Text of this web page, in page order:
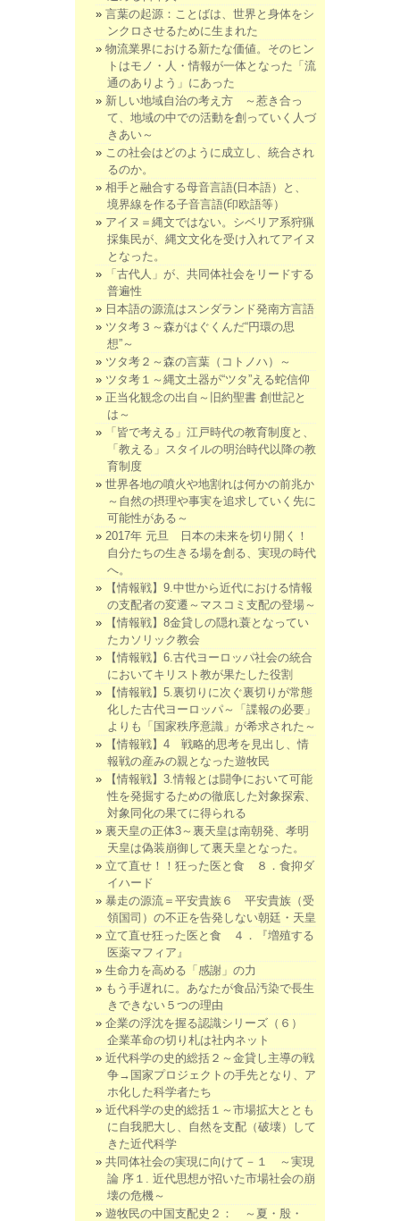
言葉の起源：ことばは、世界と身体をシ
ンクロさせるために生まれた
物流業界における新たな価値。そのヒン
トはモノ・人・情報が一体となった「流
通のありよう」にあった
新しい地域自治の考え方 ～惹き合っ
て、地域の中での活動を創っていく人づ
きあい～
この社会はどのように成立し、統合され
るのか。
相手と融合する母音言語(日本語）と、
境界線を作る子音言語(印欧語等）
アイヌ＝縄文ではない。シベリア系狩猟
採集民が、縄文文化を受け入れてアイヌ
となった。
「古代人」が、共同体社会をリードする
普遍性
日本語の源流はスンダランド発南方言語
ツタ考３～森がはぐくんだ“円環の思
想”～
ツタ考２～森の言葉（コトノハ）～
ツタ考１～縄文土器が“ツタ”える蛇信仰
正当化観念の出自～旧約聖書 創世記と
は～
「皆で考える」江戸時代の教育制度と、
「教える」スタイルの明治時代以降の教
育制度
世界各地の噴火や地割れは何かの前兆か
～自然の摂理や事実を追求していく先に
可能性がある～
2017年 元旦 日本の未来を切り開く！
自分たちの生きる場を創る、実現の時代
へ。
【情報戦】9.中世から近代における情報
の支配者の変遷～マスコミ支配の登場～
【情報戦】8金貸しの隠れ蓑となってい
たカソリック教会
【情報戦】6.古代ヨーロッパ社会の統合
においてキリスト教が果たした役割
【情報戦】5.裏切りに次ぐ裏切りが常態
化した古代ヨーロッパ～「諜報の必要」
よりも「国家秩序意識」が希求された～
【情報戦】4 戦略的思考を見出し、情
報戦の産みの親となった遊牧民
【情報戦】3.情報とは闘争において可能
性を発掘するための徹底した対象探索、
対象同化の果てに得られる
裏天皇の正体3～裏天皇は南朝発、孝明
天皇は偽装崩御して裏天皇となった。
立て直せ！！狂った医と食 ８．食抑ダ
イハード
暴走の源流＝平安貴族６ 平安貴族（受
領国司）の不正を告発しない朝廷・天皇
立て直せ狂った医と食 ４．『増殖する
医薬マフィア』
生命力を高める「感謝」の力
もう手遅れに。あなたが食品汚染で長生
きできない５つの理由
企業の浮沈を握る認識シリーズ（６）
企業革命の切り札は社内ネット
近代科学の史的総括２～金貸し主導の戦
争→国家プロジェクトの手先となり、ア
ホ化した科学者たち
近代科学の史的総括１～市場拡大ととも
に自我肥大し、自然を支配（破壊）して
きた近代科学
共同体社会の実現に向けて－１ ～実現
論 序１. 近代思想が招いた市場社会の崩
壊の危機～
遊牧民の中国支配史２： ～夏・殷・